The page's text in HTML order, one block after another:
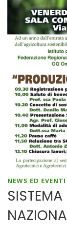
NEWS ED EVENTI